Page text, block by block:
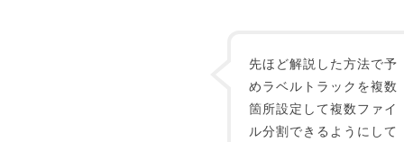
先ほど解説した方法で予
めラベルトラックを複数
箇所設定して複数ファイ
ル分割できるようにして